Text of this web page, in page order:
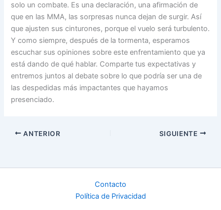
solo un combate. Es una declaración, una afirmación de
que en las MMA, las sorpresas nunca dejan de surgir. Así
que ajusten sus cinturones, porque el vuelo será turbulento.
Y como siempre, después de la tormenta, esperamos
escuchar sus opiniones sobre este enfrentamiento que ya
está dando de qué hablar. Comparte tus expectativas y
entremos juntos al debate sobre lo que podría ser una de
las despedidas más impactantes que hayamos
presenciado.
ANTERIOR SIGUIENTE
Contacto
Política de Privacidad